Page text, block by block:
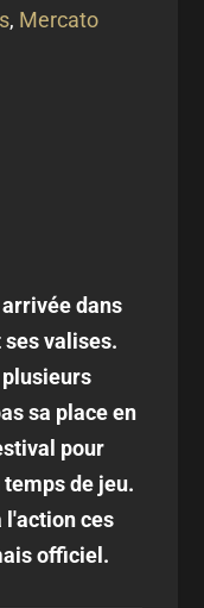
, Mercato
dans
ses valises.
sa place en
pour
de jeu.
l'action ces
officiel.